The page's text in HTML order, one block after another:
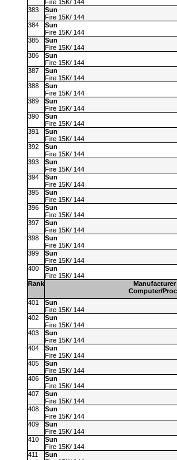
Fire 15K/ 144
383
Sun
Fire 15K/ 144
384
Sun
Fire 15K/ 144
385
Sun
Fire 15K/ 144
386
Sun
Fire 15K/ 144
387
Sun
Fire 15K/ 144
388
Sun
Fire 15K/ 144
389
Sun
Fire 15K/ 144
390
Sun
Fire 15K/ 144
391
Sun
Fire 15K/ 144
392
Sun
Fire 15K/ 144
393
Sun
Fire 15K/ 144
394
Sun
Fire 15K/ 144
395
Sun
Fire 15K/ 144
396
Sun
Fire 15K/ 144
397
Sun
Fire 15K/ 144
398
Sun
Fire 15K/ 144
399
Sun
Fire 15K/ 144
400
Sun
Fire 15K/ 144
Rank
Manufacturer
Computer/
401
Sun
Fire 15K/ 144
402
Sun
Fire 15K/ 144
403
Sun
Fire 15K/ 144
404
Sun
Fire 15K/ 144
405
Sun
Fire 15K/ 144
406
Sun
Fire 15K/ 144
407
Sun
Fire 15K/ 144
408
Sun
Fire 15K/ 144
409
Sun
Fire 15K/ 144
410
Sun
Fire 15K/ 144
411
Sun